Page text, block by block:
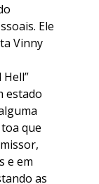
Ele
Vinny
estado
que
e em
as